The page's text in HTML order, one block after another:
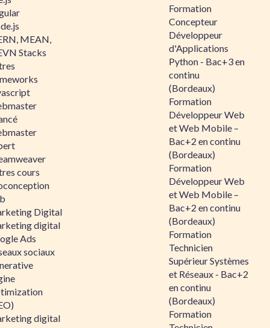
MEAN,
Stacks
cours
Digital
digital
Ads
sociaux
digital
Formation
Concepteur
Développeur
d'Applications
Python - Bac+3 en
continu
(Bordeaux)
Formation
Développeur Web
et Web Mobile –
Bac+2 en continu
(Bordeaux)
Formation
Développeur Web
et Web Mobile –
Bac+2 en continu
(Bordeaux)
Formation
Technicien
Supérieur Systèmes
et Réseaux - Bac+2
en continu
(Bordeaux)
Formation